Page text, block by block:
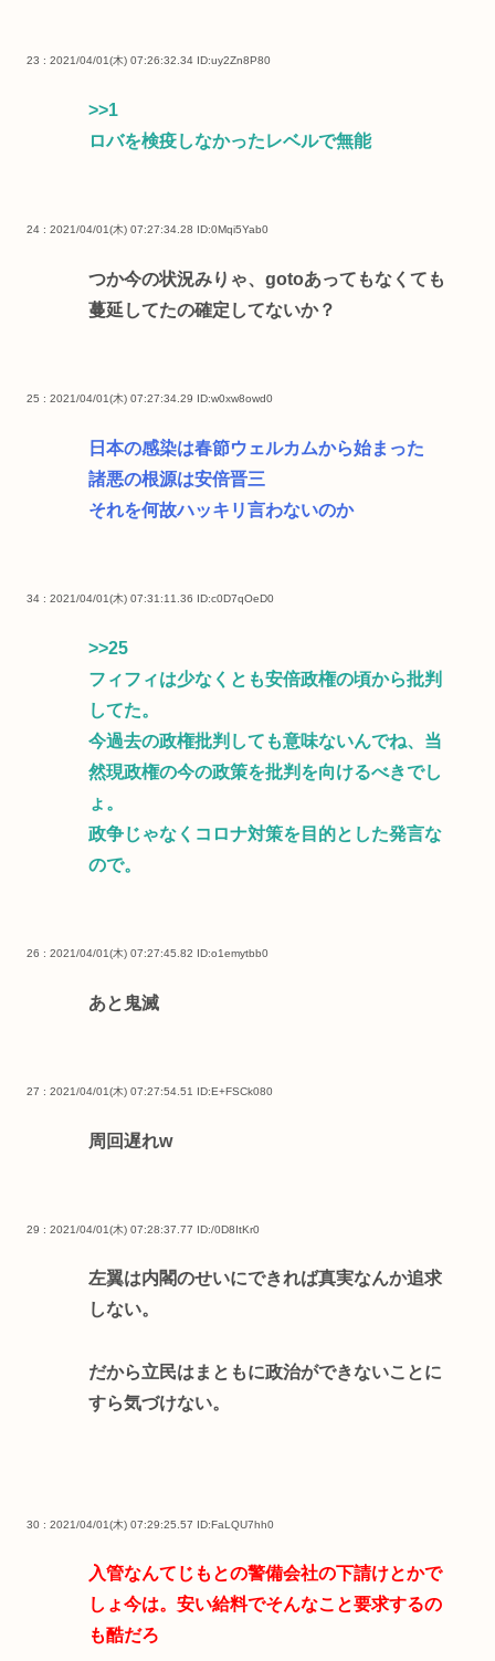
23 : 2021/04/01(木) 07:26:32.34 ID:uy2Zn8P80
>>1
ロバを検疫しなかったレベルで無能
24 : 2021/04/01(木) 07:27:34.28 ID:0Mqi5Yab0
つか今の状況みりゃ、gotoあってもなくても
蔓延してたの確定してないか？
25 : 2021/04/01(木) 07:27:34.29 ID:w0xw8owd0
日本の感染は春節ウェルカムから始まった
諸悪の根源は安倍晋三
それを何故ハッキリ言わないのか
34 : 2021/04/01(木) 07:31:11.36 ID:c0D7qOeD0
>>25
フィフィは少なくとも安倍政権の頃から批判
してた。
今過去の政権批判しても意味ないんでね、当
然現政権の今の政策を批判を向けるべきでし
ょ。
政争じゃなくコロナ対策を目的とした発言な
ので。
26 : 2021/04/01(木) 07:27:45.82 ID:o1emytbb0
あと鬼滅
27 : 2021/04/01(木) 07:27:54.51 ID:E+FSCk080
周回遅れw
29 : 2021/04/01(木) 07:28:37.77 ID:/0D8ItKr0
左翼は内閣のせいにできれば真実なんか追求
しない。
だから立民はまともに政治ができないことに
すら気づけない。
30 : 2021/04/01(木) 07:29:25.57 ID:FaLQU7hh0
入管なんてじもとの警備会社の下請けとかで
しょ今は。安い給料でそんなこと要求するの
も酷だろ